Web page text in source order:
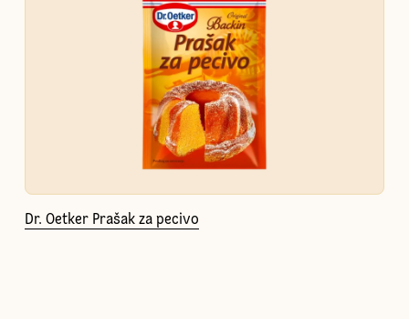
Dr. Oetker Prašak za pecivo